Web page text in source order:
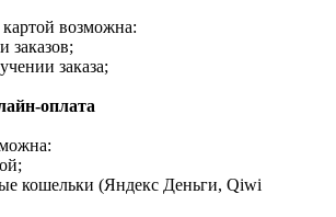
возможна:
заказов;
заказа;
оплата
кошельки (Яндекс Деньги, Qiwi